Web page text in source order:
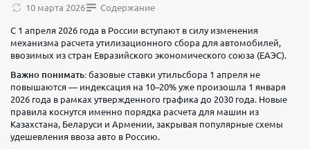
10 марта 2026 Содержание
С 1 апреля 2026 года в России вступают в силу изменения
механизма расчета утилизационного сбора для автомобилей,
ввозимых из стран Евразийского экономического союза (ЕАЭС).
Важно понимать: базовые ставки утильсбора 1 апреля не
повышаются — индексация на 10–20% уже произошла 1 января
2026 года в рамках утвержденного графика до 2030 года. Новые
правила коснутся именно порядка расчета для машин из
Казахстана, Беларуси и Армении, закрывая популярные схемы
удешевления ввоза авто в Россию.